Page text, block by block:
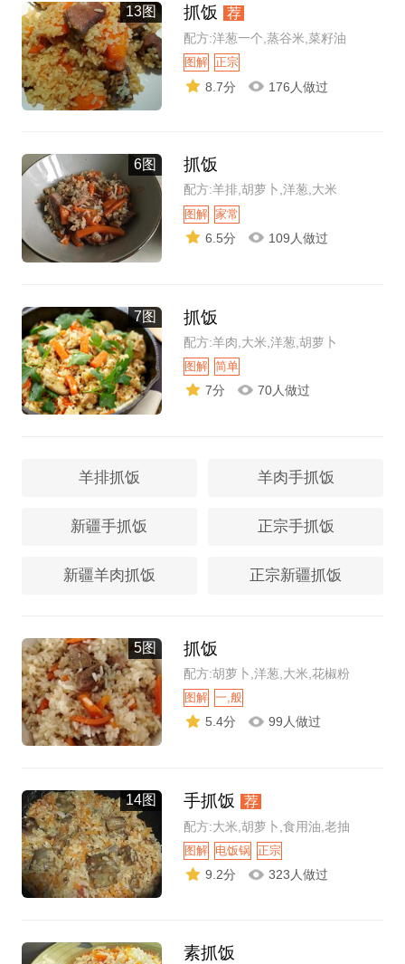
13图 抓饭 荐
配方:洋葱一个,蒸谷米,菜籽油
图解 正宗
8.7分 176人做过
6图 抓饭
配方:羊排,胡萝卜,洋葱,大米
图解 家常
6.5分 109人做过
7图 抓饭
配方:羊肉,大米,洋葱,胡萝卜
图解 简单
7分 70人做过
羊排抓饭 羊肉手抓饭
新疆手抓饭 正宗手抓饭
新疆羊肉抓饭 正宗新疆抓饭
5图 抓饭
配方:胡萝卜,洋葱,大米,花椒粉
图解 一,般
5.4分 99人做过
14图 手抓饭 荐
配方:大米,胡萝卜,食用油,老抽
图解 电饭锅 正宗
9.2分 323人做过
素抓饭